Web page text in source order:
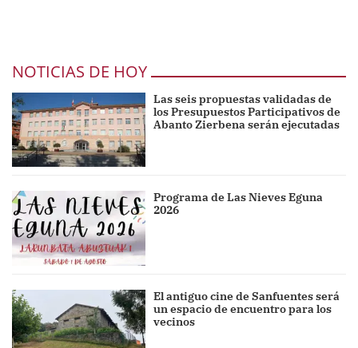
NOTICIAS DE HOY
Las seis propuestas validadas de
los Presupuestos Participativos de
Abanto Zierbena serán ejecutadas
Programa de Las Nieves Eguna
2026
El antiguo cine de Sanfuentes será
un espacio de encuentro para los
vecinos